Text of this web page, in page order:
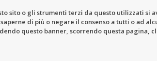
sito o gli strumenti terzi da questo utilizzati si
di più o negare il consenso a tutti o ad
questo banner, scorrendo questa pagina,